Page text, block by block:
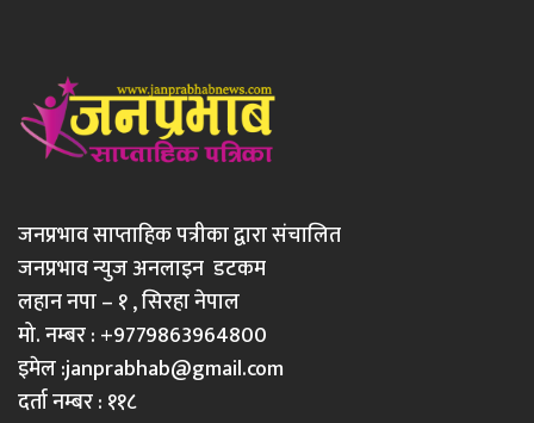
जनप्रभाव साप्ताहिक पत्रीका द्वारा संचालित
जनप्रभाव न्युज अनलाइन डटकम
लहान नपा – १ , सिरहा नेपाल
मो. नम्बर : +9779863964800
इमेल :janprabhab@gmail.com
दर्ता नम्बर : ११८